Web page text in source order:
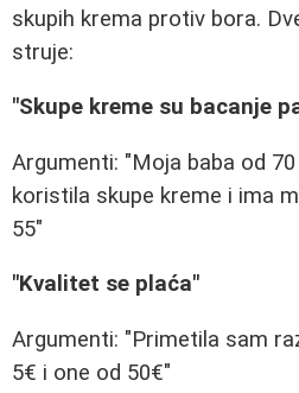
skupih krema protiv bora.
struje:
"Skupe kreme su bacanje
Argumenti: "Moja baba od
koristila skupe kreme i ima
55"
"Kvalitet se plaća"
Argumenti: "Primetila sam
5€ i one od 50€"